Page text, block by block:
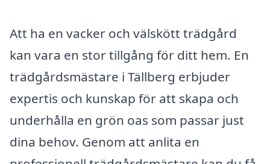
Att ha en vacker och välskött trädgård
kan vara en stor tillgång för ditt hem. En
trädgårdsmästare i Tällberg erbjuder
expertis och kunskap för att skapa och
underhålla en grön oas som passar just
dina behov. Genom att anlita en